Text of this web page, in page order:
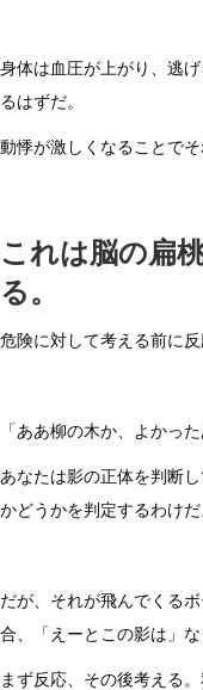
身体は血圧が上がり、逃
るはずだ。
動悸が激しくなることで
これは脳の扁
る。
危険に対して考える前に
「ああ柳の木か、よかった
あなたは影の正体を判断
かどうかを判定するわけだ
だが、それが飛んでくる
合、「えーとこの影は」
まず反応、その後考える